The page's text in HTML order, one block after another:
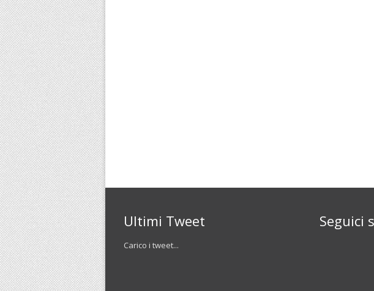
Ultimi Tweet
Carico i tweet...
Seguici